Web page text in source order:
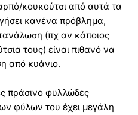
κουκούτσι από αυτά τα
κανένα πρόβλημα,
(πχ αν κάποιος
τους) είναι πιθανό να
από κυάνιο.
πράσινο φυλλώδες
φύλων του έχει μεγάλη